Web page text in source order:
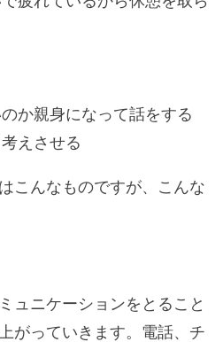
か親身になって話をする
えさせる
こんなものですが、こんな
ュニケーションをとること
がっていきます。電話、チ